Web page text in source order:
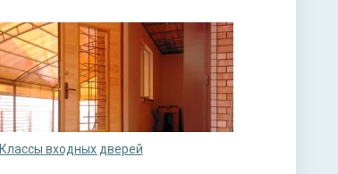
Классы входных дверей